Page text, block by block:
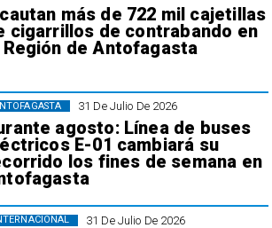
más de 722 mil cajetillas
cigarrillos de contrabando en
Región de Antofagasta
31 De Julio De 2026
agosto: Línea de buses
E-01 cambiará su
los fines de semana en
31 De Julio De 2026